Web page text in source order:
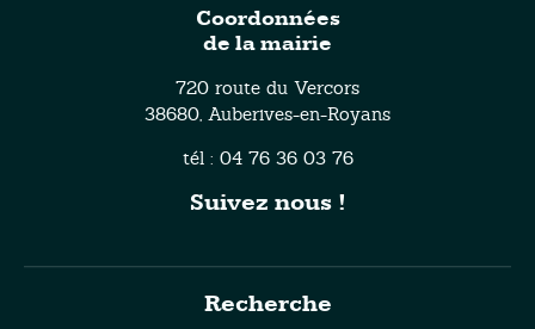
Coordonnées
de la mairie
720 route du Vercors
38680, Auberives-en-Royans
tél : 04 76 36 03 76
Suivez nous !
Recherche